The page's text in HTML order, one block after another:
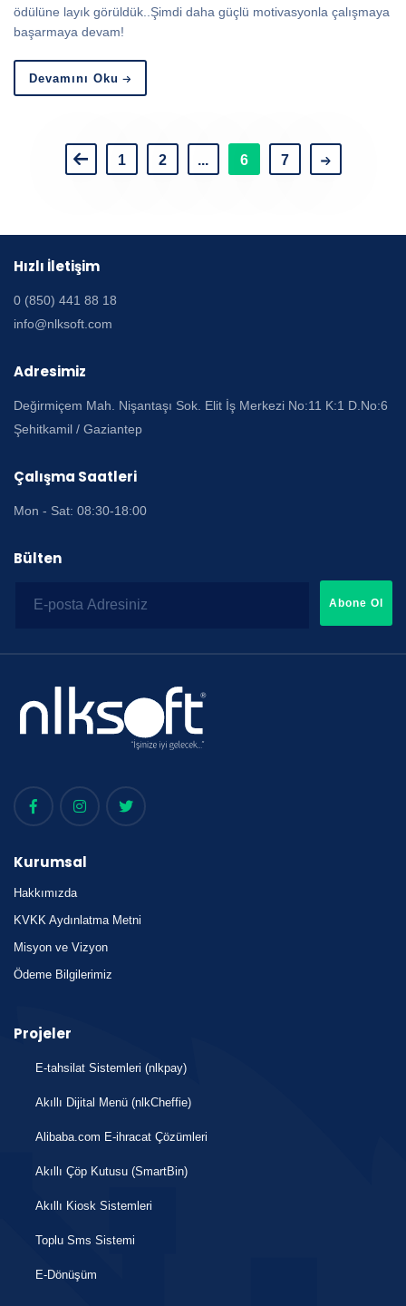
ödülüne layık görüldük..Şimdi daha güçlü motivasyonla çalışmaya
başarmaya devam!
Devamını Oku
1 2 ... 6 7
Hızlı İletişim
0 (850) 441 88 18
info@nlksoft.com
Adresimiz
Değirmiçem Mah. Nişantaşı Sok. Elit İş Merkezi No:11 K:1 D.No:6
Şehitkamil / Gaziantep
Çalışma Saatleri
Mon - Sat: 08:30-18:00
Bülten
Abone Ol
Kurumsal
Hakkımızda
KVKK Aydınlatma Metni
Misyon ve Vizyon
Ödeme Bilgilerimiz
Projeler
E-tahsilat Sistemleri (nlkpay)
Akıllı Dijital Menü (nlkCheffie)
Alibaba.com E-ihracat Çözümleri
Akıllı Çöp Kutusu (SmartBin)
Akıllı Kiosk Sistemleri
Toplu Sms Sistemi
E-Dönüşüm